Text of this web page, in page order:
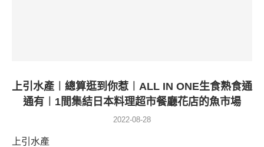
上引水產︱總算逛到你惹︱ALL IN ONE生食熟食通
通有︱1間集結日本料理超市餐廳花店的魚市場
2022-08-28
上引水產